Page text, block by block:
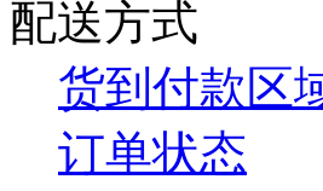
配送方式
货到付款区
订单状态